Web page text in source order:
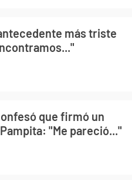
más triste
que firmó un
"Me pareció..."